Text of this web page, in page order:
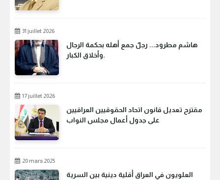
31 juillet 2026
هاشم مطرود... رجلٌ جمع أهله بحكمة الرجال
وأخلاق الكبار.
17 juillet 2026
مقترح تعديل قانون اتحاد الحقوقيين العراقيين
على جدول أعمال مجلس النواب
20 mars 2025
العلويون في العراق أقلية دينية بين السرية